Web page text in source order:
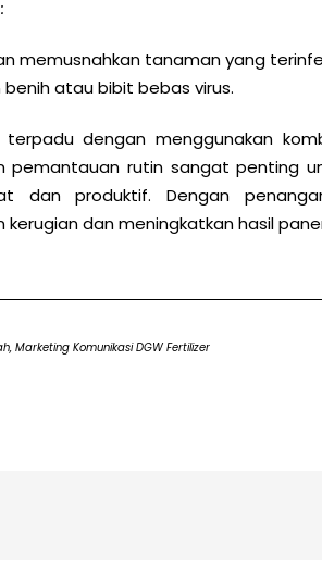
memusnahkan tanaman yang
benih atau bibit bebas virus.
terpadu dengan menggunakan
pemantauan rutin sangat penting
dan produktif. Dengan
kerugian dan meningkatkan hasil
Marketing Komunikasi DGW Fertilizer